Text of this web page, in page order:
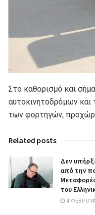
Στο καθορισμό και
αυτοκινητοδρόμων και
των φορτηγών,
Related posts
Δεν
από την
του
4